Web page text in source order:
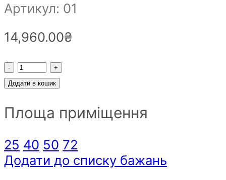
Артикул: 01
14,960.00₴
Кондиціонер
інверторний
STV-
спліт-
система
Додати в кошик
Площа приміщення
25 40 50 72
Додати до списку бажань